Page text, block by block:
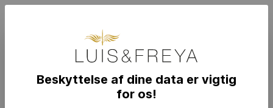
Beskyttelse af dine data er vigtig
for os!